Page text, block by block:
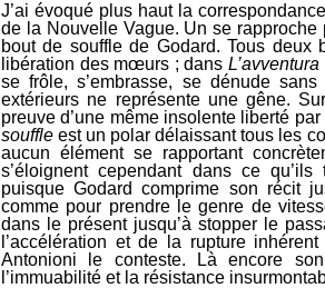
J’ai évoqué plus haut la
de la Nouvelle Vague. Un se rapproche
bout de soufflede Godard. Tous deux
libération des mœurs ; dans L’avventura
se frôle, s’embrasse, se dénude sans
extérieurs ne représente une gêne.
preuve d’une mêmeinsolente liberté par
souffle est un polar délaissant tous les
aucun élément se rapportant
s’éloignent cependant dans ce
puisque Godard comprime son récit
comme pour prendre le genre de
dans le présent jusqu’à stopper le
l’accélération et de la rupture
Antonioni le conteste. Là encore
l’immuabilité etla résistance